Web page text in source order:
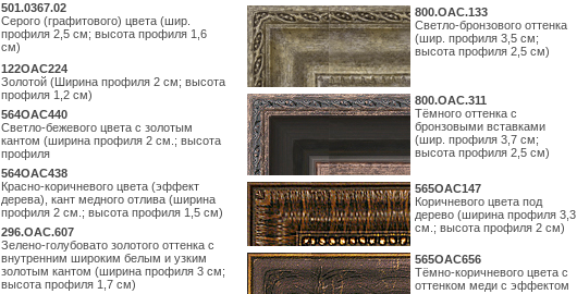
501.0367.02
Серого (графитового) цвета (шир.
профиля 2,5 см; высота профиля 1,6
см)
122OAC224
Золотой (Ширина профиля 2 см; высота
профиля 1,2 см)
564ОАС440
Светло-бежевого цвета с золотым
кантом (ширина профиля 2 см.; высота
профиля
564ОАС438
Красно-коричневого цвета (эффект
дерева), кант медного отлива (ширина
профиля 2 см.; высота профиля 1,5 см)
296.OAC.607
Зелено-голубовато золотого оттенка с
внутренним широким белым и узким
золотым кантом (ширина профиля 3 см;
высота профиля 1,7 см)
800.ОАС.133
Светло-бронзового оттенка
(шир. профиля 3,5 см;
высота профиля 2,5 см)
800.ОАС.311
Тёмного оттенка с
бронзовыми вставками
(шир. профиля 3,7 см;
высота профиля 2,5 см)
565ОАС147
Коричневого цвета под
дерево (ширина профиля 3,3
см.; высота профиля 2 см)
565ОАС656
Тёмно-коричневого цвета с
оттенком меди с эффектом